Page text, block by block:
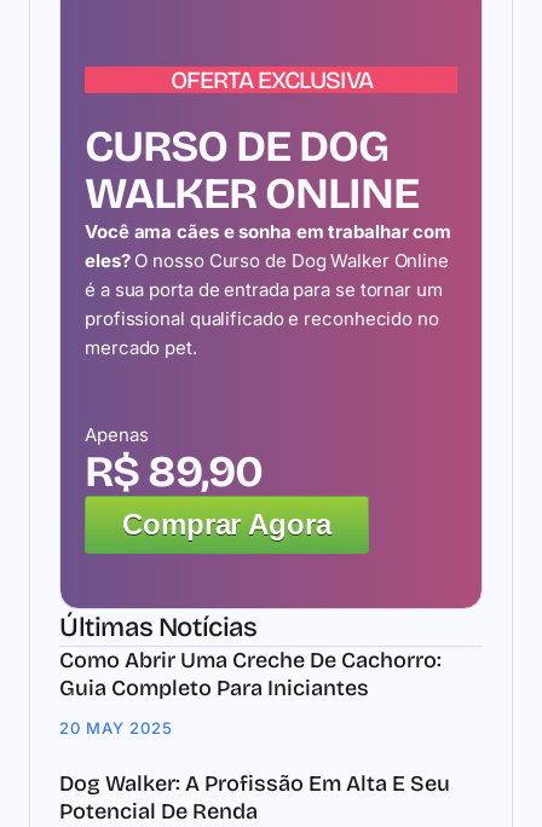
OFERTA EXCLUSIVA
CURSO DE DOG
WALKER ONLINE
Você ama cães e sonha em trabalhar com
eles?O nosso Curso de Dog Walker Online
é a sua porta de entrada para se tornar um
profissional qualificado e reconhecido no
mercado pet.
Apenas
R$ 89,90
Comprar Agora
Últimas Notícias
Como Abrir Uma Creche De Cachorro:
Guia Completo Para Iniciantes
20 MAY 2025
Dog Walker: A Profissão Em Alta E Seu
Potencial De Renda